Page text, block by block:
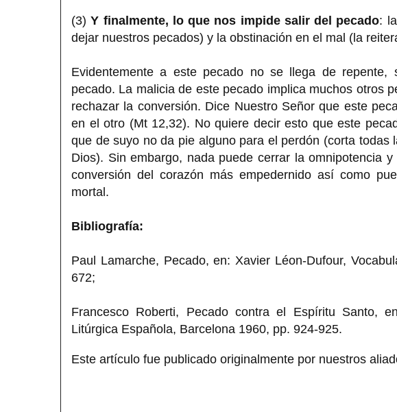
(3)Y finalmente, lo que nos impide salir del pecado:
dejar nuestros pecados) y la obstinación en el mal (la
Evidentemente a este pecado no se llega de repente,
pecado. La malicia de este pecado implica muchos otros
rechazar la conversión. Dice Nuestro Señor que este
en el otro (Mt 12,32). No quiere decir esto que este
que de suyo no da pie alguno para el perdón (corta
Dios). Sin embargo, nada puede cerrar la omnipotencia
conversión del corazón más empedernido así como
mortal.
Bibliografía:
Paul Lamarche, Pecado, en: Xavier Léon-Dufour,
672;
Francesco Roberti, Pecado contra el Espíritu Santo,
Litúrgica Española, Barcelona 1960, pp. 924-925.
Este artículo fue publicado originalmente por nuestros